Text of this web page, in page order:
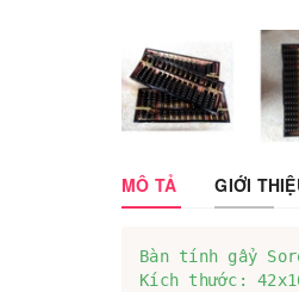
MÔ TẢ GIỚI
Bàn tính gẩy
Kích thước: